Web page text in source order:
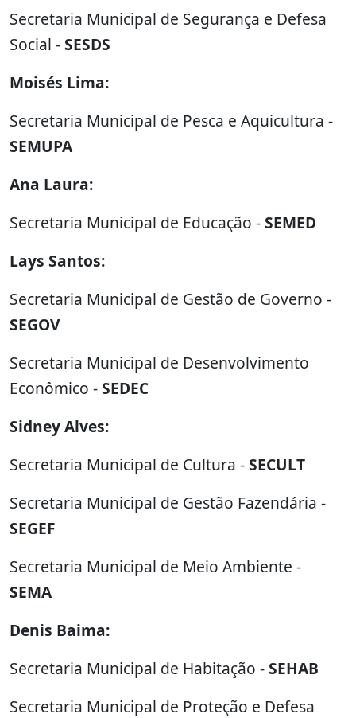
Secretaria Municipal de Segurança e Defesa
Social -SESDS
Moisés Lima:
Secretaria Municipal de Pesca e Aquicultura -
SEMUPA
Ana Laura:
Secretaria Municipal de Educação -SEMED
Lays Santos:
Secretaria Municipal de Gestão de Governo -
SEGOV
Secretaria Municipal de Desenvolvimento
Econômico -SEDEC
Sidney Alves:
Secretaria Municipal de Cultura -SECULT
Secretaria Municipal de Gestão Fazendária -
SEGEF
Secretaria Municipal de Meio Ambiente -
SEMA
Denis Baima:
Secretaria Municipal de Habitação -SEHAB
Secretaria Municipal de Proteção e Defesa